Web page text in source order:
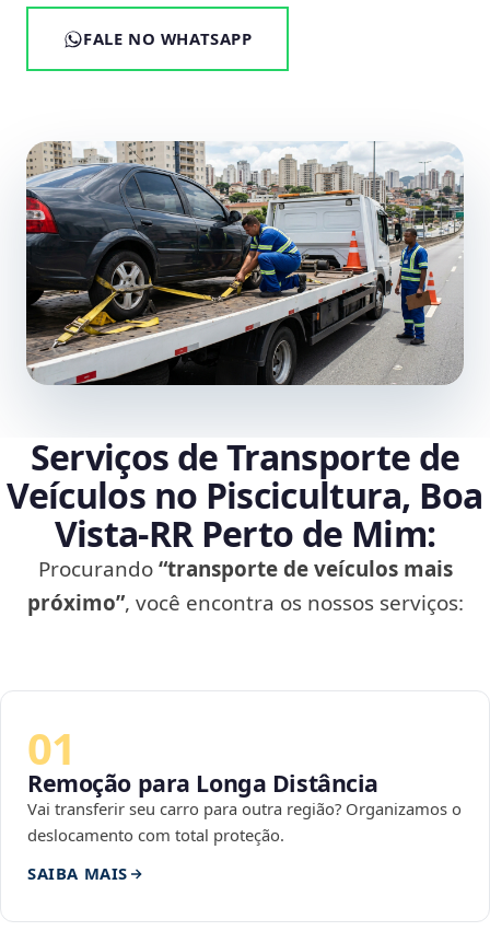
FALE NO WHATSAPP
Serviços de Transporte de
Veículos no Piscicultura, Boa
Vista‑RR Perto de Mim:
Procurando“transporte de veículos mais
próximo”, você encontra os nossos serviços:
01
Remoção para Longa Distância
Vai transferir seu carro para outra região? Organizamos o
deslocamento com total proteção.
SAIBA MAIS